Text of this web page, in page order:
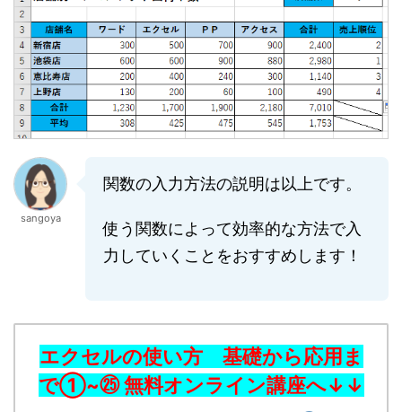
sangoya
関数の入力方法の説明は以上です。
使う関数によって効率的な方法で入
力していくことをおすすめします！
エクセルの使い方 基礎から応用ま
で①~㉕ 無料オンライン講座へ↓↓